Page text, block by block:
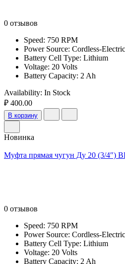
0 отзывов
Speed: 750 RPM
Power Source: Cordless-Electric
Battery Cell Type: Lithium
Voltage: 20 Volts
Battery Capacity: 2 Ah
Availability: In Stock
₽ 400.00
В корзину
Новинка
Муфта прямая чугун Ду 20 (3/4″)
0 отзывов
Speed: 750 RPM
Power Source: Cordless-Electric
Battery Cell Type: Lithium
Voltage: 20 Volts
Battery Capacity: 2 Ah